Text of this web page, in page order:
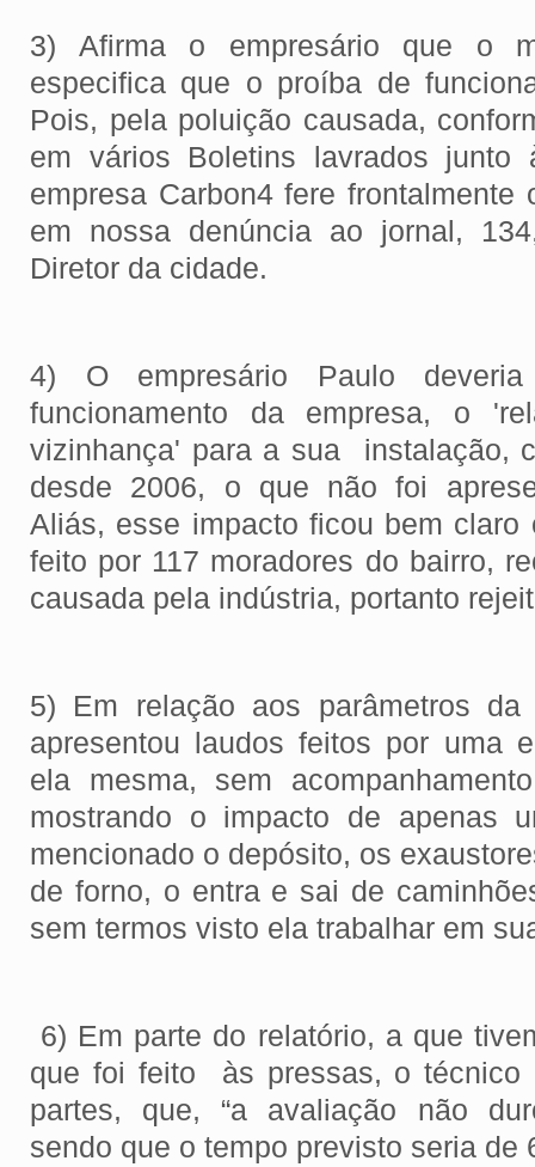
3) Afirma o empresário que o
especifica que o proíba de
Pois, pela poluição causada,
em vários Boletins lavrados junto
empresa Carbon4 fere frontalmente
em nossa denúncia ao jornal,
Diretor da cidade.
4) O empresário Paulo
funcionamento da empresa, o
vizinhança' para a sua instalação,
desde 2006, o que não foi
Aliás, esse impacto ficou bem claro
feito por 117 moradores do bairro,
causada pela indústria, portanto
5) Em relação aos parâmetros da
apresentou laudos feitos por uma
ela mesma, sem
mostrando o impacto de apenas
mencionado o depósito, os
de forno, o entra e sai de
sem termos visto ela trabalhar em
6) Em parte do relatório, a que
que foi feito às pressas, o técnico
partes, que, “a avaliação não
sendo que o tempo previsto seria de